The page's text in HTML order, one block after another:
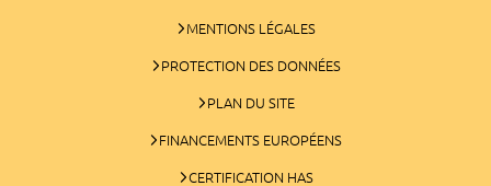
MENTIONS LÉGALES
PROTECTION DES DONNÉES
PLAN DU SITE
FINANCEMENTS EUROPÉENS
CERTIFICATION HAS